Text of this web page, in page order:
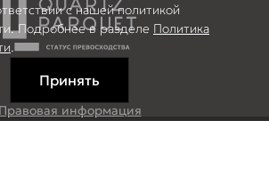
Правовая информация
с нашей политикой
Подробнее в разделе Политика
.
Принять